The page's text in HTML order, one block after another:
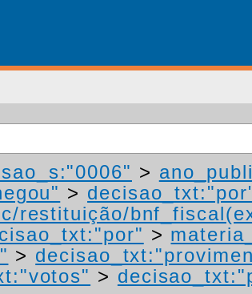
>
>
restituição/
>
>
>